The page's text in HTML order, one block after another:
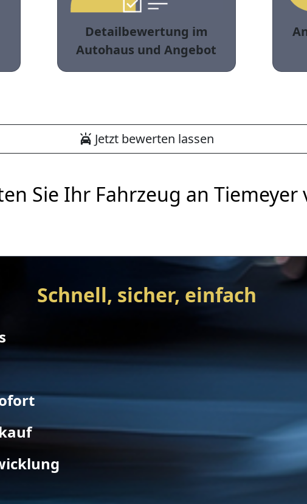
Detailbewertung im
Autohaus und Angebot
Jetzt bewerten lassen
Sie Ihr Fahrzeug an Tiemeyer
Schnell, sicher, einfach